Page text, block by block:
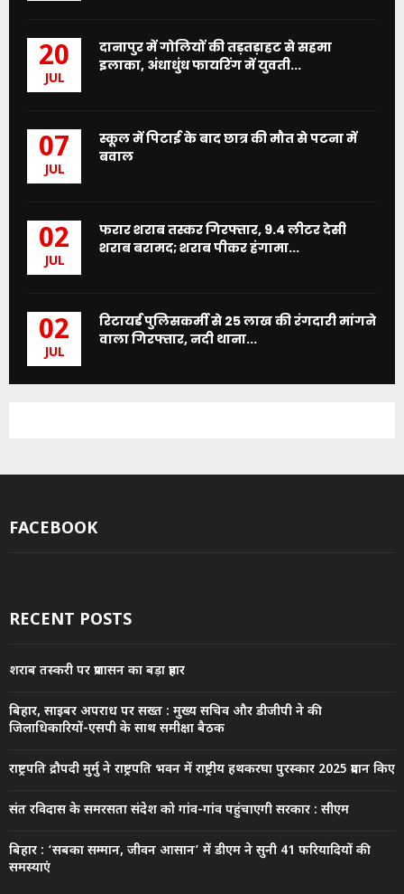
20
JUL
दानापुर में गोलियों की तड़तड़ाहट से सहमा
इलाका, अंधाधुंध फायरिंग में युवती...
07
JUL
स्कूल में पिटाई के बाद छात्र की मौत से पटना में
बवाल
02
JUL
फरार शराब तस्कर गिरफ्तार, 9.4 लीटर देसी
शराब बरामद; शराब पीकर हंगामा...
02
JUL
रिटायर्ड पुलिसकर्मी से 25 लाख की रंगदारी मांगने
वाला गिरफ्तार, नदी थाना...
FACEBOOK
RECENT POSTS
शराब तस्करी पर प्रशासन का बड़ा प्रहार
बिहार, साइबर अपराध पर सख्त : मुख्य सचिव और डीजीपी ने की
जिलाधिकारियों-एसपी के साथ समीक्षा बैठक
राष्ट्रपति द्रौपदी मुर्मु ने राष्ट्रपति भवन में राष्ट्रीय हथकरघा पुरस्कार 2025 प्रदान किए
संत रविदास के समरसता संदेश को गांव-गांव पहुंचाएगी सरकार : सीएम
बिहार : ‘सबका सम्मान, जीवन आसान’ में डीएम ने सुनी 41 फरियादियों की
समस्याएं